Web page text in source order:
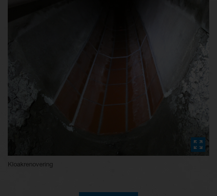
Kloakrenovering